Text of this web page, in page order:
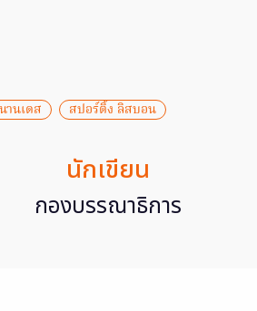
านเดส สปอร์ติ้ง ลิสบอน
นักเขียน
กองบรรณาธิการ